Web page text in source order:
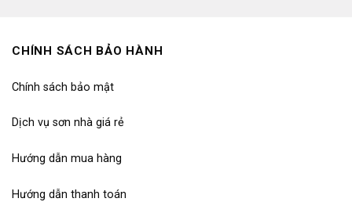
CHÍNH SÁCH BẢO HÀNH
Chính sách bảo mật
Dịch vụ sơn nhà giá rẻ
Hướng dẫn mua hàng
Hướng dẫn thanh toán